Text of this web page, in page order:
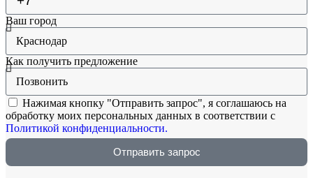
Ваш город
Как получить предложение
Нажимая кнопку "Отправить запрос", я соглашаюсь на
обработку моих персональных данных в соответствии с
Политикой конфиденциальности.
Отправить запрос